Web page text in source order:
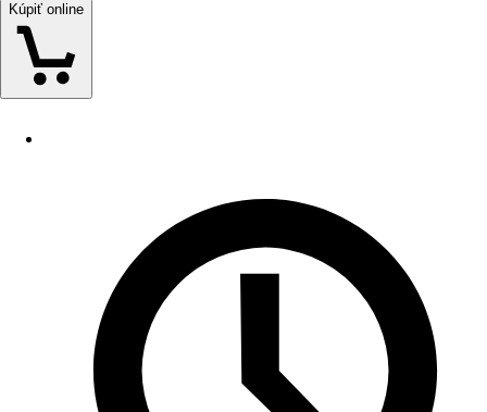
Kúpiť online